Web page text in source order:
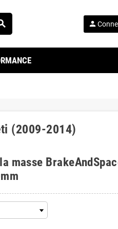
person
(2009-2014)
masse